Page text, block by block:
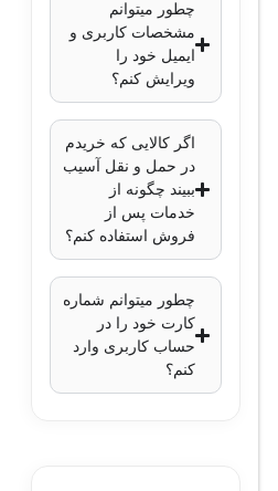
لایه کاری:لایه 2 و 3
قابلیت‌های
مسیریابی:
EIGRP، BGP،
VRF-Lite
ویژگی‌های امنیتی:
802.1X، MACsec،
IP Source Guard،
Dynamic ARP
Inspection،
TrustSec
چطور میتوانم
مشخصات کاربری و
ایمیل خود را
ویرایش کنم؟
اگر کالایی که خریدم
در حمل و نقل آسیب
ببیند چگونه از
خدمات پس از
فروش استفاده کنم؟
چطور میتوانم شماره
کارت خود را در
حساب کاربری وارد
کنم؟